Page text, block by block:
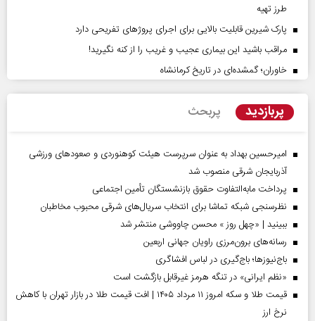
طرز تهیه
پارک شیرین قابلیت‌ بالایی برای اجرای پروژهای تفریحی دارد
مراقب باشید این بیماری عجیب و غریب را از کنه نگیرید!
خاوران؛ گمشده‌ای در تاریخ کرمانشاه
پربازدید پربحث
امیرحسین بهداد به عنوان سرپرست هیئت کوهنوردی و صعودهای ورزشی
آذربایجان شرقی منصوب شد
پرداخت مابه‌التفاوت حقوق بازنشستگان تأمین اجتماعی
نظرسنجی شبکه تماشا برای انتخاب سریال‌های شرقی محبوب مخاطبان
ببینید | «چهل روز » محسن چاووشی منتشر شد
رسانه‌های برون‌مرزی راویان جهانی اربعین
باج‌نیوزها؛ باج‌گیری در لباس افشاگری
«نظم ایرانی» در تنگه هرمز غیرقابل بازگشت است
قیمت طلا و سکه امروز ۱۱ مرداد ۱۴۰۵ | افت قیمت طلا در بازار تهران با کاهش
نرخ ارز